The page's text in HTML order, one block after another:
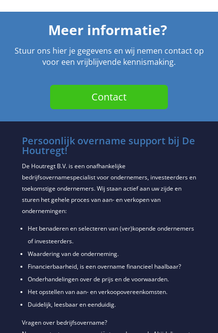
Meer informatie?
Stuur ons hier je gegevens en wij nemen contact op
voor een vrijblijvende kennismaking.
Contact
Persoonlijk overname support bij De
Houtregt!
De Houtregt B.V. is een onafhankelijke
bedrijfsovernamespecialist voor ondernemers, investeerders en
toekomstige ondernemers. Wij staan actief aan uw zijde en
sturen het gehele proces van aan- en verkopen van
ondernemingen:
Het benaderen en selecteren van (ver)kopende ondernemers
of investeerders.
Waardering van de onderneming.
Financierbaarheid, is een overname financieel haalbaar?
Onderhandelingen over de prijs en de voorwaarden.
Het opstellen van aan- en verkoopovereenkomsten.
Duidelijk, leesbaar en eenduidig.
Vragen over bedrijfsovername?